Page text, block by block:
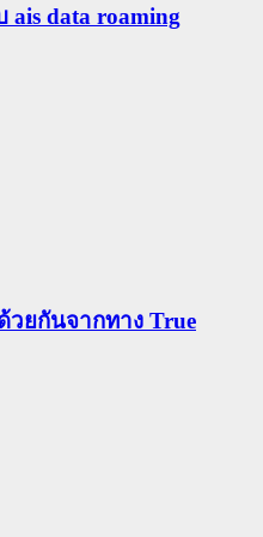
ais data roaming
วยกันจากทาง True